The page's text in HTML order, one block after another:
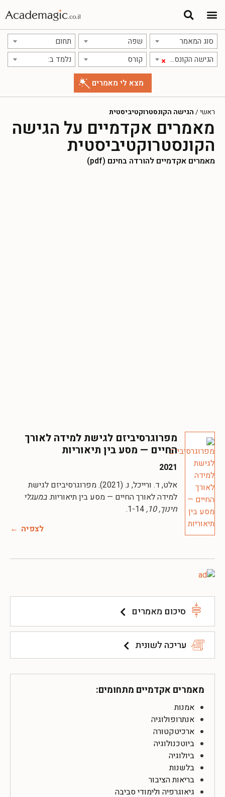
סוג המאמר שפה תחום
× הגישה הקונסטרוקטיביסטית קורס נלמד ב:
סיכום מאמרים
עריכה לשונית
מאמרים אקדמיים מתחומים:
אמנות
אנתרופולוגיה
ארכיטקטורה
ביוטכנולוגיה
ביולוגיה
בלשנות
בריאות הציבור
גיאוגרפיה ולימודי סביבה
ראשי / הגישה הקונסטרוקטיביסטית
מאמרים אקדמיים על הגישה
הקונסטרוקטיביסטית
מאמרים אקדמיים להורדה בחינם (pdf)
מפרוגרסיביזם לגישת למידה לאורך
החיים — מסע בין תיאוריות
2021
אלט, ד. ורייכל, נ. (2021). מפרוגרסיביזם לגישת
למידה לאורך החיים — מסע בין תיאוריות.במעגלי
חינוך, 10,
לצפיה